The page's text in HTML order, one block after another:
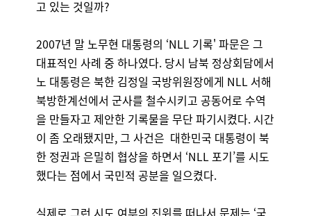
고 있는 것일까?
2007년 말 노무현 대통령의 ‘NLL 기록' 파문은 그
대표적인 사례 중 하나였다. 당시 남북 정상회담에서
노 대통령은 북한 김정일 국방위원장에게 NLL 서해
북방한계선에서 군사를 철수시키고 공동어로 수역
을 만들자고 제안한 기록물을 무단 파기시켰다. 시간
이 좀 오래됐지만, 그 사건은 대한민국 대통령이 북
한 정권과 은밀히 협상을 하면서 ‘NLL 포기’를 시도
했다는 점에서 국민적 공분을 일으켰다.
실제로 그런 시도 여부의 진위를 떠나서 문제는 ‘국